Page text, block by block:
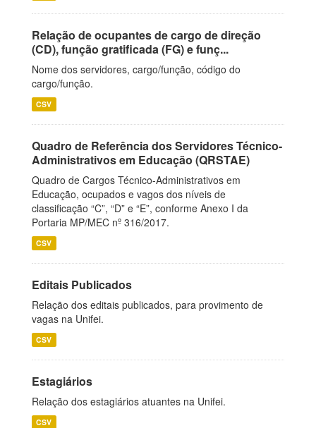
Relação de ocupantes de cargo de direção
(CD), função gratificada (FG) e funç...
Nome dos servidores, cargo/função, código do
cargo/função.
CSV
Quadro de Referência dos Servidores Técnico-
Administrativos em Educação (QRSTAE)
Quadro de Cargos Técnico-Administrativos em
Educação, ocupados e vagos dos níveis de
classificação “C”, “D” e “E”, conforme Anexo I da
Portaria MP/MEC nº 316/2017.
CSV
Editais Publicados
Relação dos editais publicados, para provimento de
vagas na Unifei.
CSV
Estagiários
Relação dos estagiários atuantes na Unifei.
CSV